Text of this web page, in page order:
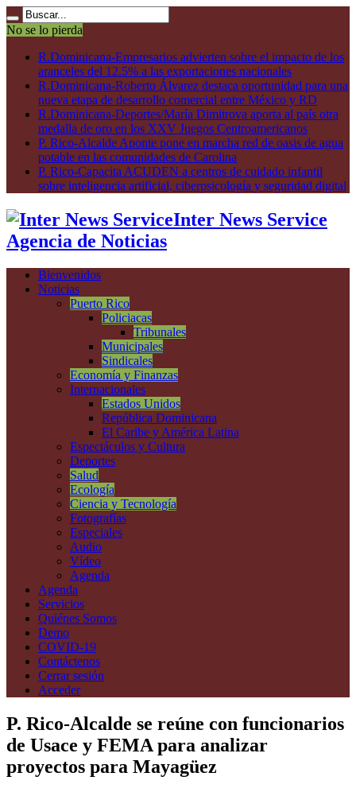
No se lo pierda
R.Dominicana-Empresarios advierten sobre el impacto de los
aranceles del 12.5% a las exportaciones nacionales
R.Dominicana-Roberto Álvarez destaca oportunidad para una
nueva etapa de desarrollo comercial entre México y RD
R.Dominicana-Deportes/María Dimitrova aporta al país otra
medalla de oro en los XXV Juegos Centroamericanos
P. Rico-Alcalde Aponte pone en marcha red de oasis de agua
potable en las comunidades de Carolina
P. Rico-Capacita ACUDEN a centros de cuidado infantil
sobre inteligencia artificial, ciberpsicología y seguridad digital
Inter News Service
Agencia de Noticias
Bienvenidos
Noticias
Puerto Rico
Policiacas
Tribunales
Municipales
Sindicales
Economía y Finanzas
Internacionales
Estados Unidos
República Dominicana
El Caribe y América Latina
Espectáculos y Cultura
Deportes
Salud
Ecología
Ciencia y Tecnología
Fotografías
Especiales
Audio
Vídeo
Agenda
Agenda
Servicios
Quiénes Somos
Demo
COVID-19
Contáctenos
Cerrar sesión
Acceder
P. Rico-Alcalde se reúne con funcionarios
de Usace y FEMA para analizar
proyectos para Mayagüez